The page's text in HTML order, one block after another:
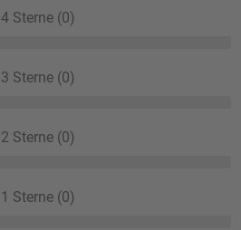
4 Sterne (0)
3 Sterne (0)
2 Sterne (0)
1 Sterne (0)